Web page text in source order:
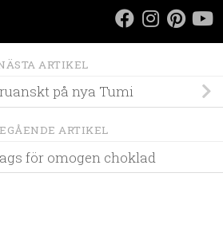
ARTIKEL
på nya Tumi
ARTIKEL
för omogen choklad